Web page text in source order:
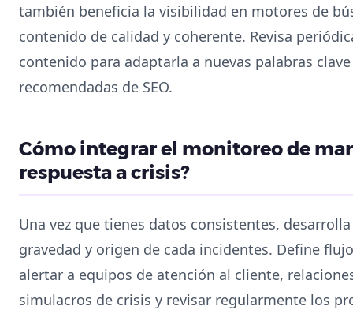
también beneficia la visibilidad en motores de
contenido de calidad y coherente. Revisa
contenido para adaptarla a nuevas palabras
recomendadas de SEO.
Cómo integrar el monitoreo de
respuesta a crisis?
Una vez que tienes datos consistentes,
gravedad y origen de cada incidentes. Define
alertar a equipos de atención al cliente,
simulacros de crisis y revisar regularmente los